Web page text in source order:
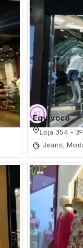
Equivoco
Loja 354 -
Jeans,